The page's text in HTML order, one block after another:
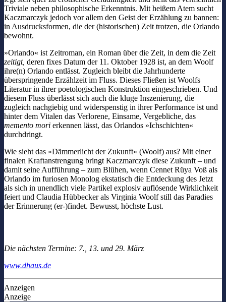
Triviale neben philosophische Erkenntnis. Mit heißem Atem sucht
Kaczmarczyk jedoch vor allem den Geist der Erzählung zu bannen:
in Ausdrucksformen, die der (historischen) Zeit trotzen, die Orlando
bewohnt.
»Orlando« ist Zeitroman, ein Roman über die Zeit, in dem die Zeit
zeitigt, deren fixes Datum der 11. Oktober 1928 ist, an dem Woolf
ihre(n) Orlando entlässt. Zugleich bleibt die Jahrhunderte
überspringende Erzählzeit im Fluss. Dieses Fließen ist Woolfs
Literatur in ihrer poetologischen Konstruktion eingeschrieben. Und
diesem Fluss überlässt sich auch die kluge Inszenierung, die
zugleich nachgiebig und widerspenstig in ihrer Performance ist und
hinter dem Vitalen das Verlorene, Einsame, Vergebliche, das
memento mori erkennen lässt, das Orlandos »Ichschichten«
durchdringt.
Wie sieht das »Dämmerlicht der Zukunft« (Woolf) aus? Mit einer
finalen Kraftanstrengung bringt Kaczmarczyk diese Zukunft – und
damit seine Aufführung – zum Blühen, wenn Cennet Rüya Voß als
Orlando im furiosen Monolog ekstatisch die Entdeckung des Jetzt
als sich in unendlich viele Partikel explosiv auflösende Wirklichkeit
feiert und Claudia Hübbecker als Virginia Woolf still das Paradies
der Erinnerung (er-)findet. Bewusst, höchste Lust.
Die nächsten Termine: 7., 13. und 29. März
www.dhaus.de
Anzeigen
Anzeige